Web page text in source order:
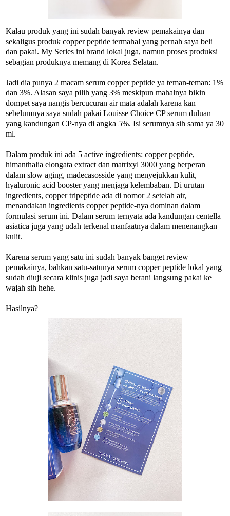
Kalau produk yang ini sudah banyak review pemakainya dan
sekaligus produk copper peptide termahal yang pernah saya beli
dan pakai. My Series ini brand lokal juga, namun proses produksi
sebagian produknya memang di Korea Selatan.
Jadi dia punya 2 macam serum copper peptide ya teman-teman: 1%
dan 3%. Alasan saya pilih yang 3% meskipun mahalnya bikin
dompet saya nangis bercucuran air mata adalah karena kan
sebelumnya saya sudah pakai Louisse Choice CP serum duluan
yang kandungan CP-nya di angka 5%. Isi serumnya sih sama ya 30
ml.
Dalam produk ini ada 5 active ingredients: copper peptide,
himanthalia elongata extract dan matrixyl 3000 yang berperan
dalam slow aging, madecasosside yang menyejukkan kulit,
hyaluronic acid booster yang menjaga kelembaban. Di urutan
ingredients, copper tripeptide ada di nomor 2 setelah air,
menandakan ingredients copper peptide-nya dominan dalam
formulasi serum ini. Dalam serum ternyata ada kandungan centella
asiatica juga yang udah terkenal manfaatnya dalam menenangkan
kulit.
Karena serum yang satu ini sudah banyak banget review
pemakainya, bahkan satu-satunya serum copper peptide lokal yang
sudah diuji secara klinis juga jadi saya berani langsung pakai ke
wajah sih hehe.
Hasilnya?